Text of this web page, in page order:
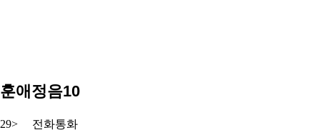
훈애정음10
29> 전화통화